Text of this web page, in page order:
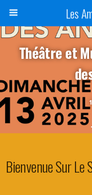
Les
Théâtre et
Bienvenue Sur Le